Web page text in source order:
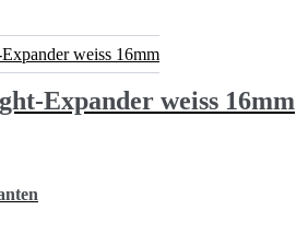
Expander weiss 16mm